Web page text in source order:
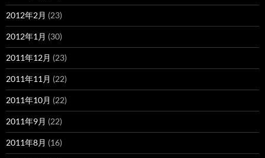
2012年2月 (23)
2012年1月 (30)
2011年12月 (23)
2011年11月 (22)
2011年10月 (22)
2011年9月 (22)
2011年8月 (16)